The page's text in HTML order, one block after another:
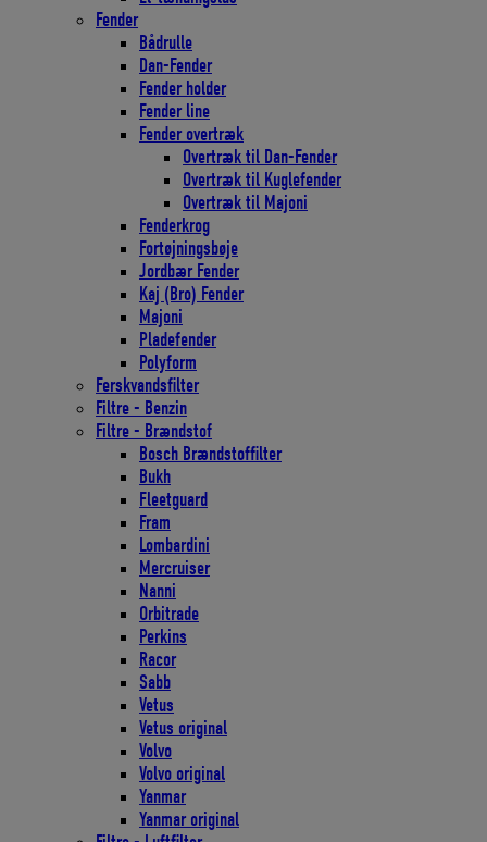
Fender
Bådrulle
Dan-Fender
Fender holder
Fender line
Fender overtræk
Overtræk til Dan-Fender
Overtræk til Kuglefender
Overtræk til Majoni
Fenderkrog
Fortøjningsbøje
Jordbær Fender
Kaj (Bro) Fender
Majoni
Pladefender
Polyform
Ferskvandsfilter
Filtre - Benzin
Filtre - Brændstof
Bosch Brændstoffilter
Bukh
Fleetguard
Fram
Lombardini
Mercruiser
Nanni
Orbitrade
Perkins
Racor
Sabb
Vetus
Vetus original
Volvo
Volvo original
Yanmar
Yanmar original